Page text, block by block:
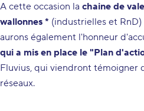
A cette occasion la chaine de
wallonnes * (industrielles et
aurons également l'honneur
qui a mis en place le "Plan
Fluvius, qui viendront témoigner
réseaux.